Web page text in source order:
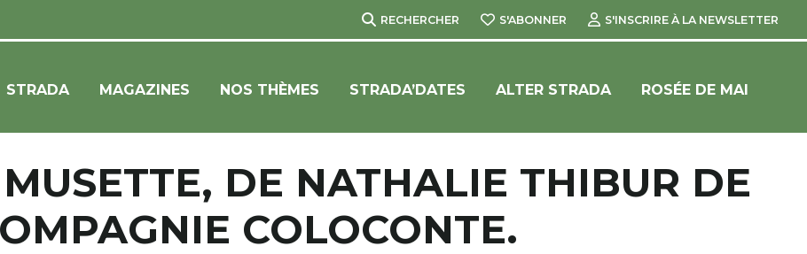
RECHERCHER S'ABONNER S'INSCRIRE À LA NEWSLETTER
STRADA MAGAZINES NOS THÈMES STRADA’DATES ALTER STRADA ROSÉE DE MAI
DE NATHALIE THIBUR DE
COLOCONTE.